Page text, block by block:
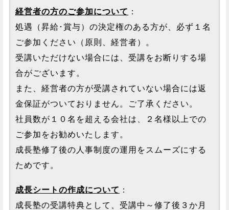
経営者の方のご参加について ：
処遇（昇給･賞与）の決定権のある方が、必ず１名
ご参加ください（原則、経営者）。
受講いただけない場合には、受講をお断りする場
合がございます。
また、経営者の方が受講されていない場合には返
金保証がついておりません。ご了承ください。
社員数が１０名を超える会社は、２名様以上での
ご参加をお勧めいたします。
成長塾修了後の人事制度の運用をスムーズにする
ためです。
成長シートの作成について ：
成長塾の受講特典として、受講中～修了後３か月